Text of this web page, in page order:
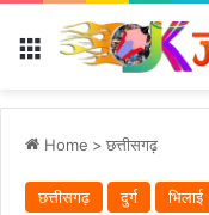
Menu
Home > छत्तीसगढ़
छत्तीसगढ़ दुर्ग भिलाई